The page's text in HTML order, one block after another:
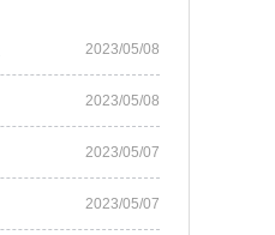
2023/05/08
2023/05/08
2023/05/07
2023/05/07